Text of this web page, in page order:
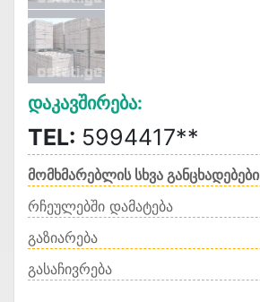
Დაკავშირება:
TEL: 5994417**
მომხმარებლის სხვა განცხადებები
რჩეულებში დამატება
გაზიარება
გასაჩივრება